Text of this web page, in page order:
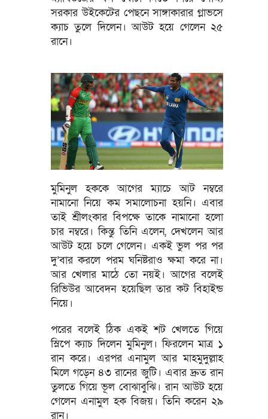
সরকার উইকেটের পেছনে সাঙ্গাকারার গ্লাভসে
ক্যাচ তুলে দিলেন। আউট হয়ে গেলেন ২৫
রানে।
মুমিনুল হককে আগের ম্যাচে আট নম্বরে
নামানো নিয়ে কম সমালোচনা হয়নি। এবার
তাই শ্রীলংকার বিপক্ষে তাকে নামানো হলো
চার নম্বরে। কিন্তু তিনি এলেন, দেখলেন আর
আউট হয়ে চলে গেলেন। একই ভুল পর পর
দু’বার করলে পরম ঘনিষ্টরাও ক্ষমা করে না।
আর খেলার মাঠে তো নয়ই। আগের বলেই
রিভিউর আবেদন হয়েছিল তার কট বিহাইন্ড
নিয়ে।
পরের বলেই ঠিক একই শট খেলতে গিয়ে
স্লিপে ক্যাচ দিলেন মুমিনুল। ফিরলেন মাত্র ১
রান করে। এরপর এনামুল আর মাহমুদুল্লাহ
মিলে গড়েন ৪৩ রানের জুটি। এবার দ্রুত রান
তুলতে গিয়ে ভূল বোঝাবুঝি। রান আউট হয়ে
গেলেন এনামুল হক বিজয়। তিনি করেন ২৯
রান।